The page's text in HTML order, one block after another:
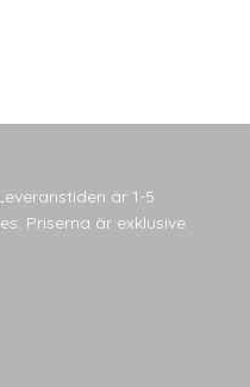
är 1-5
Priserna är exklusive